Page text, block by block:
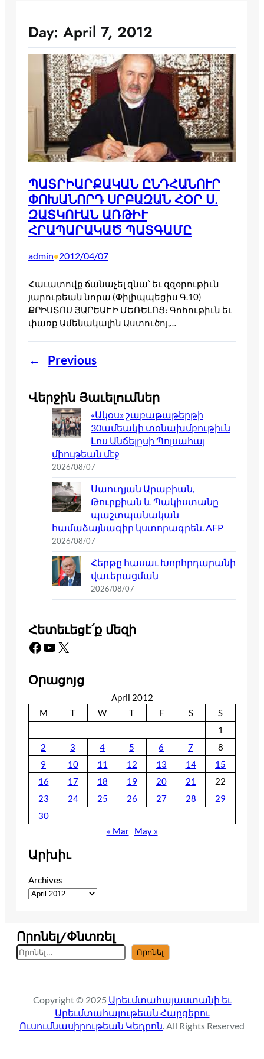
Day: April 7, 2012
ՊԱՏՐԻԱՐՔԱԿԱՆ ԸՆԴՀԱՆՈՒՐ
ՓՈԽԱՆՈՐԴ ՍՐԲԱԶԱՆ ՀՕՐ Ս.
ԶԱՏԿՈՒԱՆ ԱՌԹԻՒ
ՀՐԱՊԱՐԱԿԱԾ ՊԱՏԳԱՄԸ
admin•2012/04/07
Հաւատովք ճանաչել զնա՝ եւ զզօրութիւն
յարութեան նորա (Փիլիպպեցիս Գ.10)
ՔՐԻՍՏՈՍ ՅԱՐԵԱՒ Ի ՄԵՌԵԼՈՑ։ Գոհութիւն եւ
փառք Ամենակալին Աստուծոյ,…
← Previous
Վերջին Յաւելումներ
«Ակօս» շաբաթաթերթի
30ամեակի տօնախմբութիւն
Լոս Անճելըսի Պոլսահայ
միութեան մէջ
2026/08/07
Սաուդյան Արաբիան,
Թուրքիան և Պակիստանը
պաշտպանական
համաձայնագիր կստորագրեն. AFP
2026/08/07
Հերթը հասաւ Խորհրդարանի
վաւերացման
2026/08/07
Հետեւեցէ՛ք մեզի
Facebook YouTube X
Օրացոյց
April 2012
M
T W T F S
S
1
2
3 4 5 6 7
8
9
10 11 12 13 14
15
16
17 18 19 20 21
22
23
24 25 26 27 28
29
30
« Mar May »
Արխիւ
Archives
Որոնել/Փնտռել
S
e
c
h
Որոնել
Copyright © 2025 Արեւմտահայաստանի եւ
Արեւմտահայութեան Հարցերու
Ուսումնասիրութեան Կեդրոն . All Rights Reserved